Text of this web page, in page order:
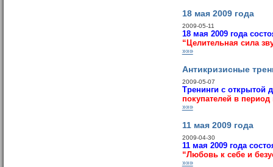
18 мая 2009 года
2009-05-11
18 мая 2009 года
“Целительная сила
»»»
Антикризисные
2009-05-07
Тренинги с открытой
покупателей в период
»»»
11 мая 2009 года
2009-04-30
11 мая 2009 года
“Любовь к себе и
»»»